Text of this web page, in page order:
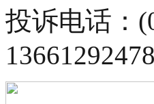
投诉电话：
13661292478